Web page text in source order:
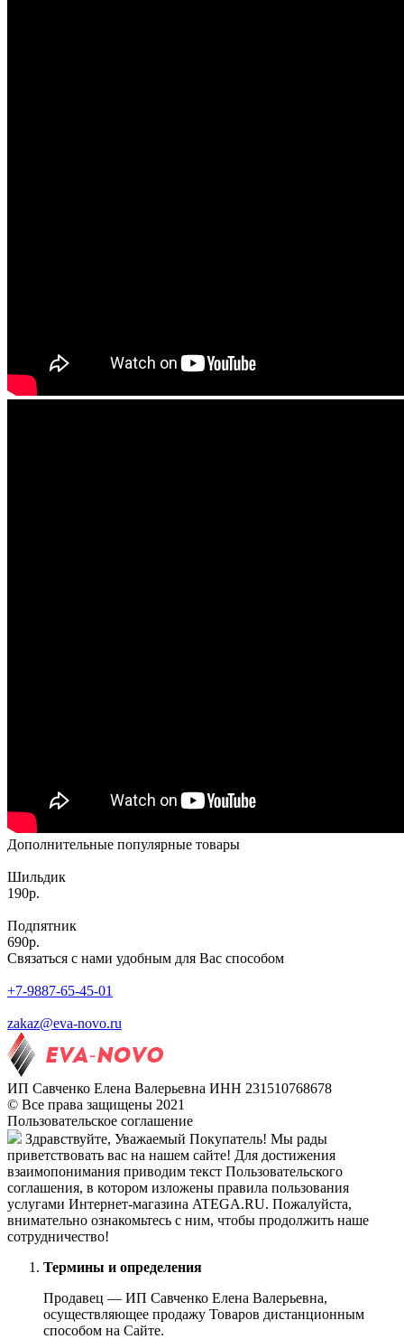
Дополнительные популярные товары
Шильдик
190р.
Подпятник
690р.
Связаться с нами удобным для Вас способом
+7-9887-65-45-01
zakaz@eva-novo.ru
ИП Савченко Елена Валерьевна ИНН 231510768678
© Все права защищены 2021
Пользовательское соглашение
Здравствуйте, Уважаемый Покупатель! Мы рады
приветствовать вас на нашем сайте! Для достижения
взаимопонимания приводим текст Пользовательского
соглашения, в котором изложены правила пользования
услугами Интернет-магазина ATEGA.RU. Пожалуйста,
внимательно ознакомьтесь с ним, чтобы продолжить наше
сотрудничество!
Термины и определения
Продавец — ИП Савченко Елена Валерьевна,
осуществляющее продажу Товаров дистанционным
способом на Сайте.